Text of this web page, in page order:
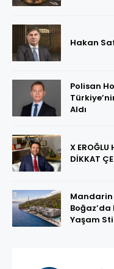
Hakan
Polisan
Aldı
X EROĞLU
DİKKAT
Mandarin
Yaşam